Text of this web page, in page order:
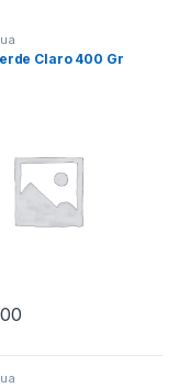
Claro 400 Gr